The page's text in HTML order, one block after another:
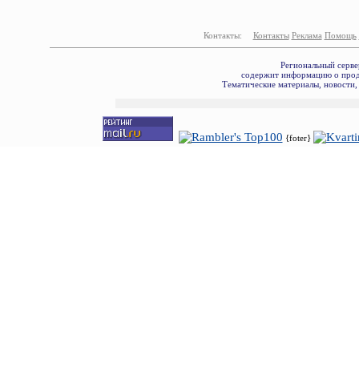
Контакты: Контакты Реклама Помощь
Региональный
содержит информацию о
Тематические материалы,
{foter}